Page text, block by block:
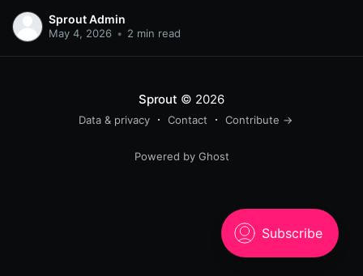
het toilet moeten, je omgeving of medische aandoeningen die je
slaap beïnvloeden. Dit is geen probleem
Sprout Admin
May 4, 2026 • 2 min read
Sprout © 2026
Data & privacy Contact Contribute →
Powered by Ghost